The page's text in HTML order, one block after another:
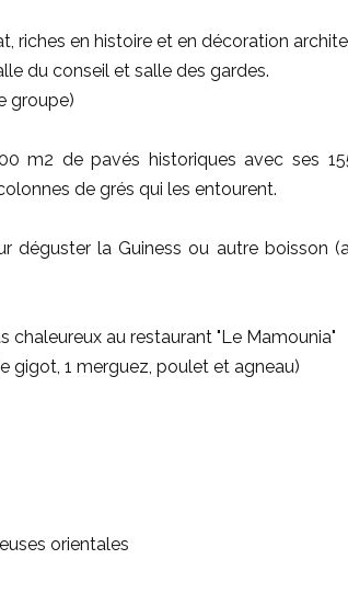
riches en histoire et en décoration
du conseil et salle des gardes.
groupe)
m2 de pavés historiques avec ses
de grés qui les entourent.
déguster la Guiness ou autre boisson
chaleureux au restaurant "Le Mamounia"
gigot, 1 merguez, poulet et agneau)
orientales